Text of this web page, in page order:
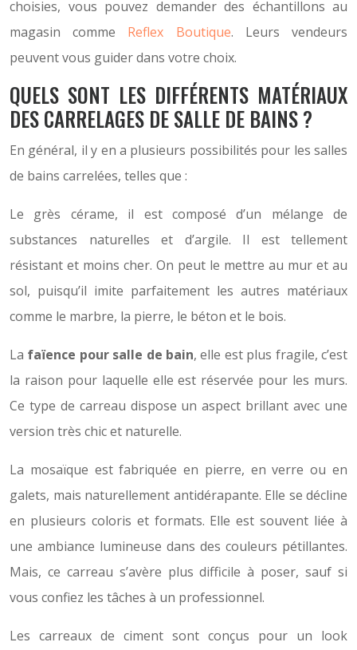
choisies, vous pouvez demander des échantillons au
magasin comme Reflex Boutique. Leurs vendeurs
peuvent vous guider dans votre choix.
QUELS SONT LES DIFFÉRENTS MATÉRIAUX
DES CARRELAGES DE SALLE DE BAINS ?
En général, il y en a plusieurs possibilités pour les salles
de bains carrelées, telles que :
Le grès cérame, il est composé d’un mélange de
substances naturelles et d’argile. Il est tellement
résistant et moins cher. On peut le mettre au mur et au
sol, puisqu’il imite parfaitement les autres matériaux
comme le marbre, la pierre, le béton et le bois.
La faïence pour salle de bain, elle est plus fragile, c’est
la raison pour laquelle elle est réservée pour les murs.
Ce type de carreau dispose un aspect brillant avec une
version très chic et naturelle.
La mosaïque est fabriquée en pierre, en verre ou en
galets, mais naturellement antidérapante. Elle se décline
en plusieurs coloris et formats. Elle est souvent liée à
une ambiance lumineuse dans des couleurs pétillantes.
Mais, ce carreau s’avère plus difficile à poser, sauf si
vous confiez les tâches à un professionnel.
Les carreaux de ciment sont conçus pour un look